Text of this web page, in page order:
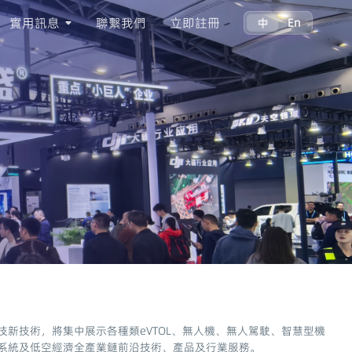
實用訊息 聯繫我們 立即註冊 中 En
技術，將集中展示各種類eVTOL、無人機、無人駕駛、智慧型機
及低空經濟全產業鏈前沿技術、產品及行業服務。